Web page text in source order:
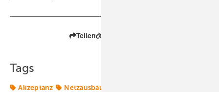
Teilen
Tags
Akzeptanz Netzausbau